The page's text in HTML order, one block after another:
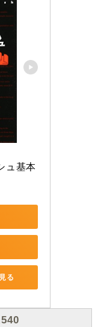
ュ基本
る